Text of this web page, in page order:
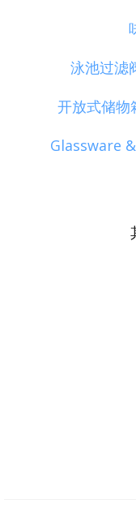
泳池过滤
开放式储物
Glassware